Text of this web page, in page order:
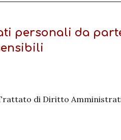
personali da
di Diritto